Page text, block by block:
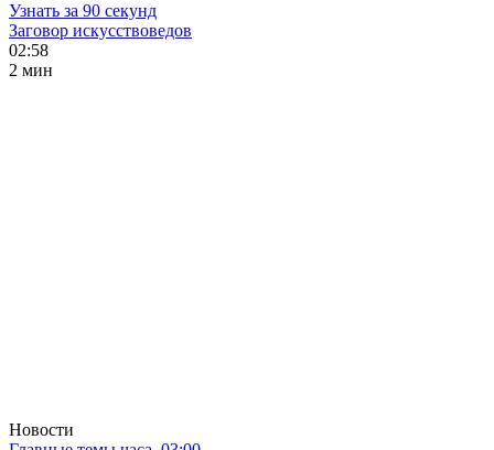
Узнать за 90 секунд
Заговор искусствоведов
02:58
2 мин
Новости